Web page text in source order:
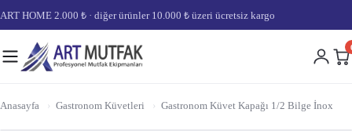
ART HOME 2.000 ₺ · diğer ürünler 10.000 ₺ üzeri ücretsiz kargo
Anasayfa › Gastronom Küvetleri › Gastronom Küvet Kapağı 1/2 Bilge İnox